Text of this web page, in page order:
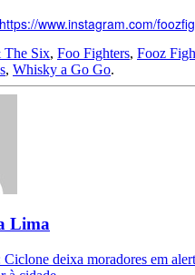
https://www.instagram.com/
The Six, Foo Fighters, Fooz
, Whisky a Go Go.
Lima
deixa moradores em